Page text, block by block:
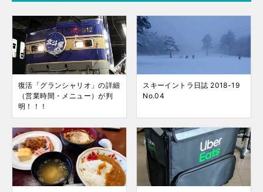
復活「グランシャリオ」の詳細
（営業時間・メニュー）が判
明！！！
スキーイントラ日誌 2018-19
No.04